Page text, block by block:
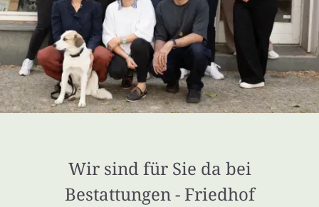
Wir sind für Sie da bei
Bestattungen - Friedhof